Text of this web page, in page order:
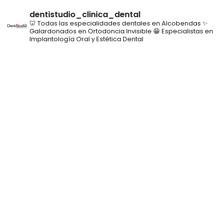
dentistudio_clinica_dental
🦷 Todas las especialidades dentales en Alcobendas ✨
Galardonados en Ortodoncia Invisible 😁 Especialistas en
Implantología Oral y Estética Dental